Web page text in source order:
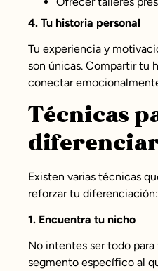
4. Tu historia personal
Tu experiencia y
son únicas. Compartir tu
conectar
Técnicas
Existen varias técnicas
reforzar tu diferenciación:
1. Encuentra tu nicho
No intentes ser todo
segmento específico al